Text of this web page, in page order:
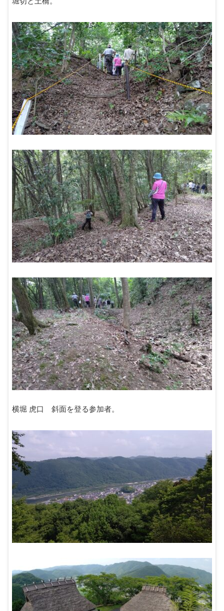
横堀 虎口 斜面を登る参加者。